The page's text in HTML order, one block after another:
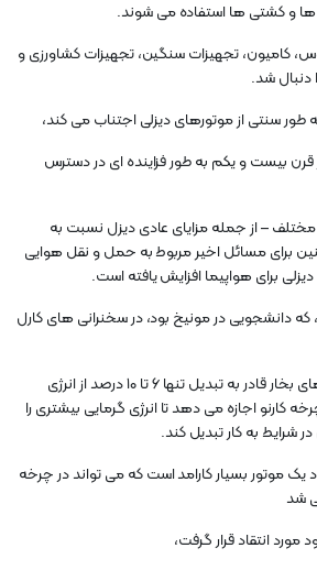
کامیون، تجهیزات سنگین، تجهیزات کشاورزی و
دنبال شد.
سنتی از موتورهای دیزلی اجتناب می کند،
قرن بیست و یکم به طور فزاینده ای در دسترس
به دلایل مختلف – از جمله مزایای عادی دیزل نسبت به
برای مسائل اخیر مربوط به حمل و نقل هوایی
برای هواپیما افزایش یافته است.
دیزل، که دانشجویی در مونیخ بود، در سخنرانی های کارل
لینده توضیح داد که موتورهای بخار قادر به تبدیل تنها ۶ تا ۱۰ درصد از انرژی
کارنو اجازه می دهد تا انرژی گرمایی بیشتری را
در شرایط به کار تبدیل کند.
یک موتور بسیار کارامد است که می تواند در چرخه
شد
انتقاد قرار گرفت،